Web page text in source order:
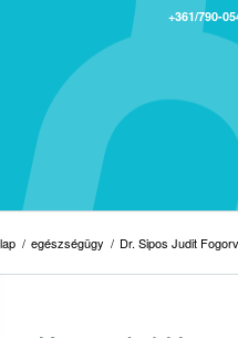
+361/790-
/ egészségügy / Dr. Sipos Judit